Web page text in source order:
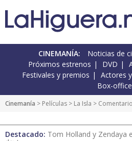
CINEMANÍA: Noticias de
Próximos estrenos
DVD
Festivales y premios
Actores
Box-office
Cinemanía > Películas > La Isla > Comentario
Destacado: Tom Holland y Zendaya